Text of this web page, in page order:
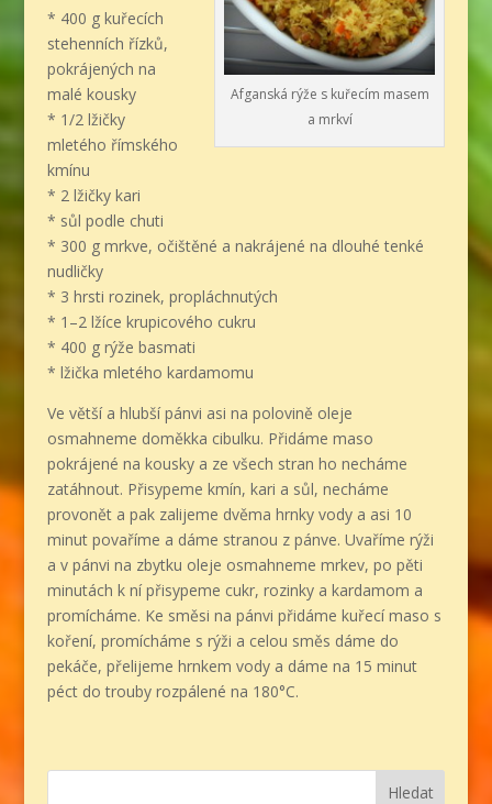
Afganská rýže s kuřecím masem
a mrkví
* 400 g kuřecích
stehenních řízků,
pokrájených na
malé kousky
* 1/2 lžičky
mletého římského
kmínu
* 2 lžičky kari
* sůl podle chuti
* 300 g mrkve, očištěné a nakrájené na dlouhé tenké
nudličky
* 3 hrsti rozinek, propláchnutých
* 1–2 lžíce krupicového cukru
* 400 g rýže basmati
* lžička mletého kardamomu
Ve větší a hlubší pánvi asi na polovině oleje
osmahneme doměkka cibulku. Přidáme maso
pokrájené na kousky a ze všech stran ho necháme
zatáhnout. Přisypeme kmín, kari a sůl, necháme
provonět a pak zalijeme dvěma hrnky vody a asi 10
minut povaříme a dáme stranou z pánve. Uvaříme rýži
a v pánvi na zbytku oleje osmahneme mrkev, po pěti
minutách k ní přisypeme cukr, rozinky a kardamom a
promícháme. Ke směsi na pánvi přidáme kuřecí maso s
koření, promícháme s rýži a celou směs dáme do
pekáče, přelijeme hrnkem vody a dáme na 15 minut
péct do trouby rozpálené na 180°C.
Hledat